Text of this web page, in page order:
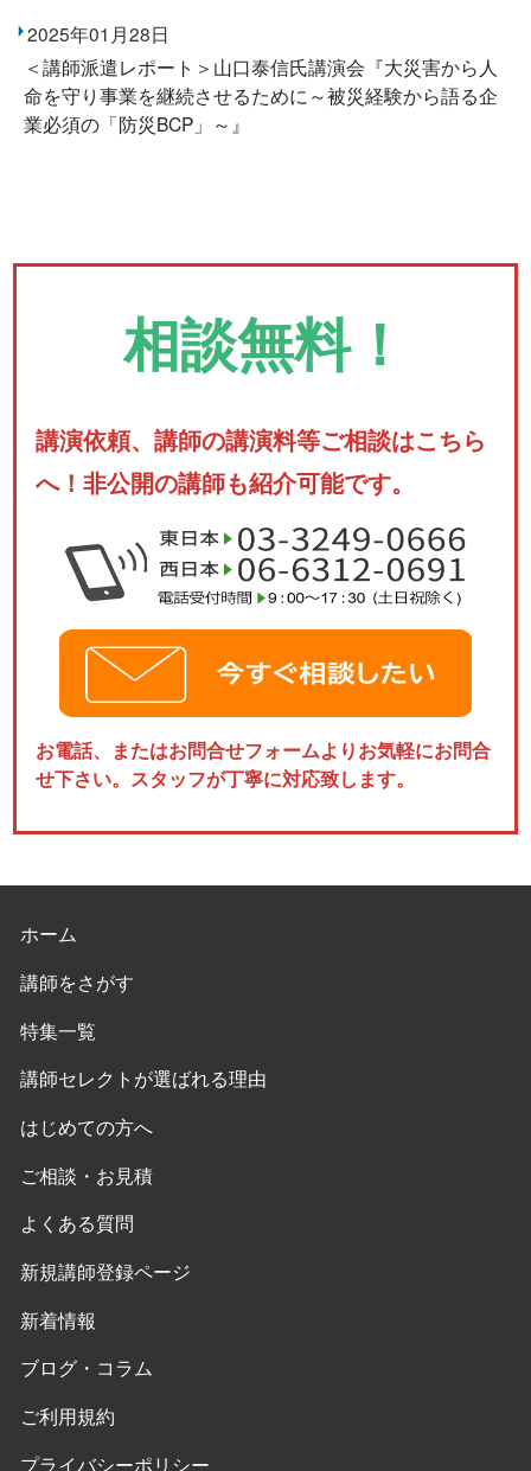
2025年01月28日
＜講師派遣レポート＞山口泰信氏講演会『大災害から人
命を守り事業を継続させるために～被災経験から語る企
業必須の「防災BCP」～』
相談無料！
講演依頼、講師の講演料等ご相談はこちら
へ！非公開の講師も紹介可能です。
お電話、またはお問合せフォームよりお気軽にお問合
せ下さい。スタッフが丁寧に対応致します。
ホーム
講師をさがす
特集一覧
講師セレクトが選ばれる理由
はじめての方へ
ご相談・お見積
よくある質問
新規講師登録ページ
新着情報
ブログ・コラム
ご利用規約
プライバシーポリシー